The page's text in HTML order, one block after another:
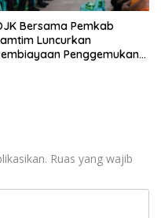
Bersama Pemkab
Luncurkan
Penggemukan
Ruas yang wajib